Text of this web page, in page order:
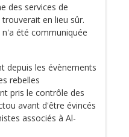
des services de
en lieu sûr.
été communiquée
depuis les évènements
rebelles
pris le contrôle des
avant d'être évincés
associés à Al-